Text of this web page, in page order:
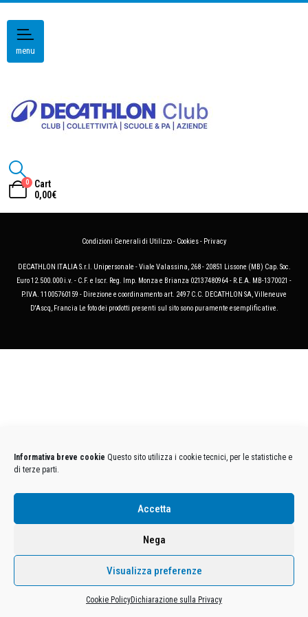
Informativa breve cookie Questo sito utilizza i cookie tecnici, per le statistiche e
di terze parti.
Accetta
Nega
Visualizza preferenze
Cookie PolicyDichiarazione sulla Privacy
menu
0
Cart
0,00€
Condizioni Generali di Utilizzo- Cookies- Privacy
DECATHLON ITALIA S.r.l. Unipersonale - Viale Valassina, 268 - 20851 Lissone (MB) Cap. Soc.
Euro 12.500.000 i.v. - C.F. e Iscr. Reg. Imp. Monza e Brianza 02137480964 - R.E.A. MB-1370021 -
P.IVA. 11005760159 - Direzione e coordinamento art. 2497 C.C. DECATHLON SA, Villeneuve
D'Ascq, Francia Le foto dei prodotti presenti sul sito sono puramente esemplificative.